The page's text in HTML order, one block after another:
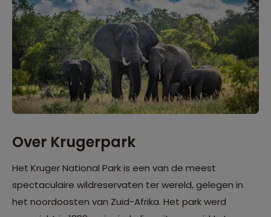
Over Krugerpark
Het Kruger National Park is een van de meest
spectaculaire wildreservaten ter wereld, gelegen in
het noordoosten van Zuid-Afrika. Het park werd